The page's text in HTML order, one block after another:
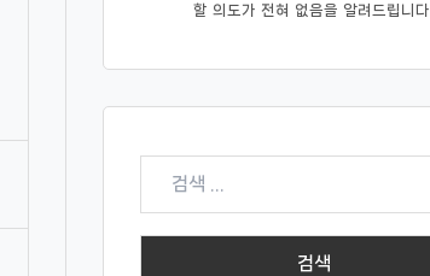
할 의도가 전혀 없음을 알려드립니다.
검